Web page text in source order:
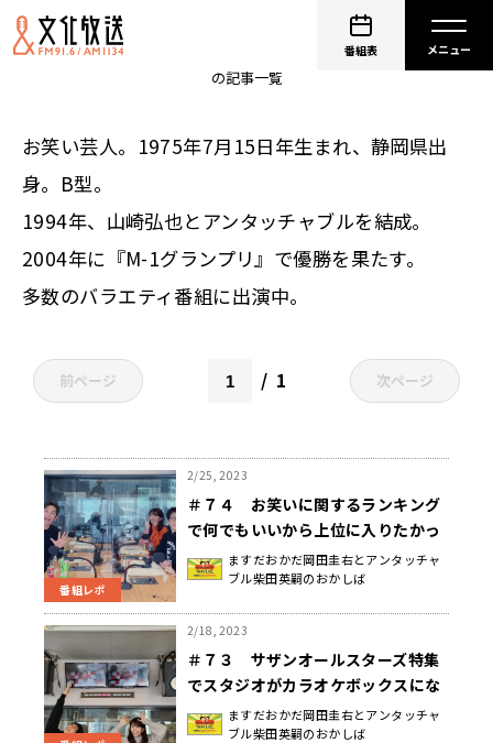
番組表
アンタッチャブル 柴田英嗣
の記事一覧
お笑い芸人。1975年7月15日年生まれ、静岡県出
身。B型。
1994年、山崎弘也とアンタッチャブルを結成。
2004年に『M-1グランプリ』で優勝を果たす。
多数のバラエティ番組に出演中。
前ページ 1 次ページ
番組レポ
2/25, 2023
＃７４ お笑いに関するランキング
で何でもいいから上位に入りたかっ
たもうひとつの土曜日
ますだおかだ岡田圭右とアンタッチャ
ブル柴田英嗣のおかしば
2/18, 2023
＃７３ サザンオールスターズ特集
でスタジオがカラオケボックスにな
ったもうひとつの土曜日
ますだおかだ岡田圭右とアンタッチャ
ブル柴田英嗣のおかしば